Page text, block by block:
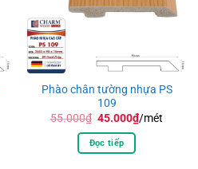
Phào chân tường nhựa PS
109
55.000₫ Giá
là:
55.000₫.
45.000₫Giá
hiện
/mét
Đọc tiếp